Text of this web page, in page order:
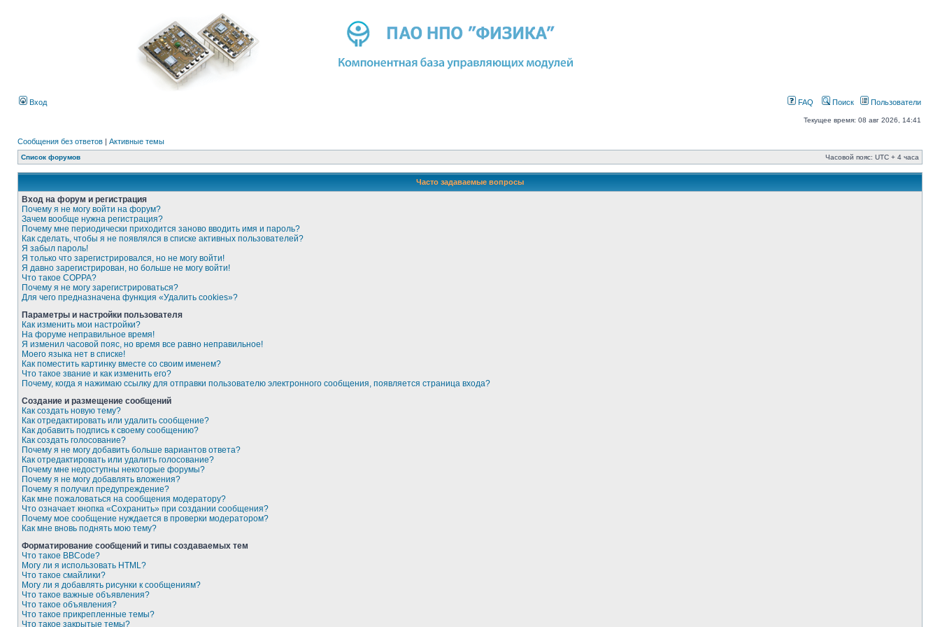
Вход FAQ Поиск Пользователи
Текущее время: 08 авг 2026, 14:41
Сообщения без ответов | Активные темы
Список форумов Часовой пояс: UTC + 4 часа
Часто задаваемые вопросы
Вход на форум и регистрация
Почему я не могу войти на форум?
Зачем вообще нужна регистрация?
Почему мне периодически приходится заново вводить имя и пароль?
Как сделать, чтобы я не появлялся в списке активных пользователей?
Я забыл пароль!
Я только что зарегистрировался, но не могу войти!
Я давно зарегистрирован, но больше не могу войти!
Что такое COPPA?
Почему я не могу зарегистрироваться?
Для чего предназначена функция «Удалить cookies»?
Параметры и настройки пользователя
Как изменить мои настройки?
На форуме неправильное время!
Я изменил часовой пояс, но время все равно неправильное!
Моего языка нет в списке!
Как поместить картинку вместе со своим именем?
Что такое звание и как изменить его?
Почему, когда я нажимаю ссылку для отправки пользователю электронного сообщения, появляется страница входа?
Создание и размещение сообщений
Как создать новую тему?
Как отредактировать или удалить сообщение?
Как добавить подпись к своему сообщению?
Как создать голосование?
Почему я не могу добавить больше вариантов ответа?
Как отредактировать или удалить голосование?
Почему мне недоступны некоторые форумы?
Почему я не могу добавлять вложения?
Почему я получил предупреждение?
Как мне пожаловаться на сообщения модератору?
Что означает кнопка «Сохранить» при создании сообщения?
Почему мое сообщение нуждается в проверки модератором?
Как мне вновь поднять мою тему?
Форматирование сообщений и типы создаваемых тем
Что такое BBCode?
Могу ли я использовать HTML?
Что такое смайлики?
Могу ли я добавлять рисунки к сообщениям?
Что такое важные объявления?
Что такое объявления?
Что такое прикрепленные темы?
Что такое закрытые темы?